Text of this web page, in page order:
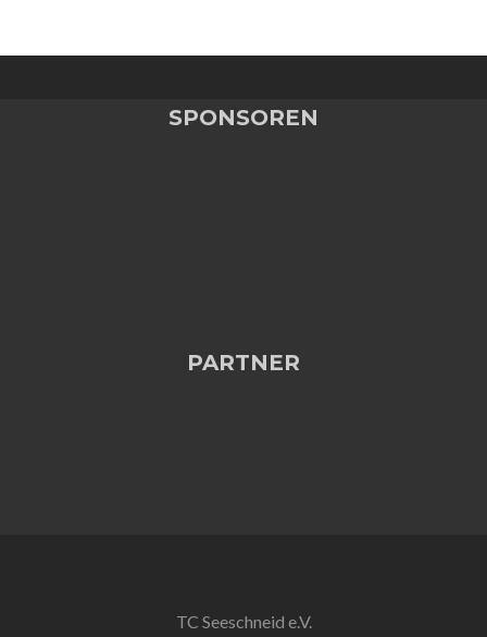
SPONSOREN
PARTNER
TC Seeschneid e.V.